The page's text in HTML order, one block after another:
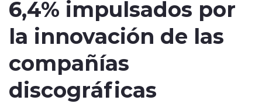
modo claro
6,4% impulsados por
la innovación de las
compañías
discográficas